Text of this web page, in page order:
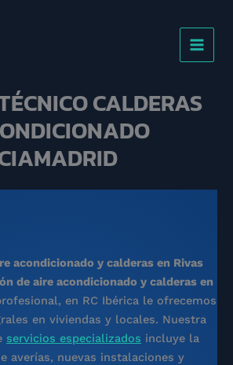
CALDERAS
acondicionado y calderas en Rivas
de aire acondicionado y calderas en
en RC Ibérica le ofrecemos
en viviendas y locales. Nuestra
servicios especializados incluye la
averías, nuevas instalaciones y